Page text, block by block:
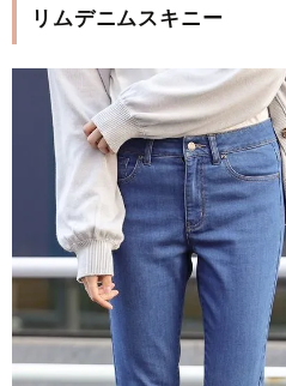
リムデニムスキニー